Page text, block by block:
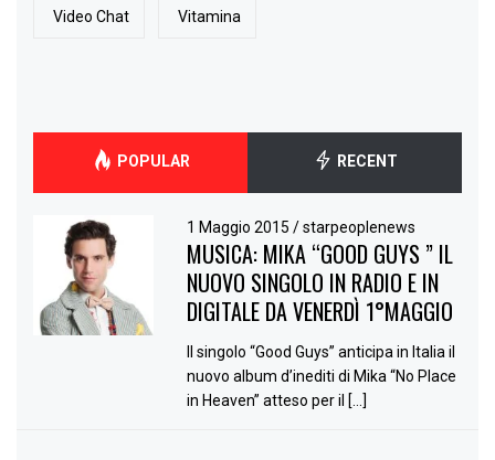
Video Chat Vitamina
POPULAR RECENT
1 Maggio 2015/ starpeoplenews
MUSICA: MIKA “GOOD GUYS ” IL
NUOVO SINGOLO IN RADIO E IN
DIGITALE DA VENERDÌ 1°MAGGIO
Il singolo “Good Guys” anticipa in Italia il
nuovo album d’inediti di Mika “No Place
in Heaven” atteso per il […]